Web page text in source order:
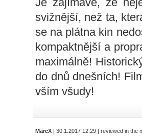
svižnější, než ta,
se na plátna kin
kompaktnější a
maximálně!
do dnů dnešních!
vším všudy!
MarcX | 30.1.2017 12:29 | reviewed in the